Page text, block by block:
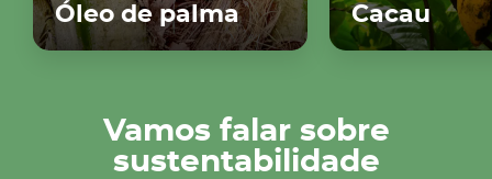
Óleo de palma Cacau
Vamos falar sobre
sustentabilidade